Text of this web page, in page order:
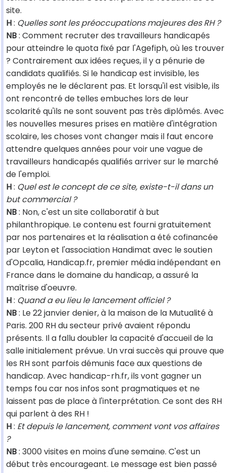
site.
H: Quelles sont les préoccupations majeures des RH ?
NB: Comment recruter des travailleurs handicapés
pour atteindre le quota fixé par l'Agefiph, où les trouver
? Contrairement aux idées reçues, il y a pénurie de
candidats qualifiés. Si le handicap est invisible, les
employés ne le déclarent pas. Et lorsqu'il est visible, ils
ont rencontré de telles embuches lors de leur
scolarité qu'ils ne sont souvent pas très diplômés. Avec
les nouvelles mesures prises en matière d'intégration
scolaire, les choses vont changer mais il faut encore
attendre quelques années pour voir une vague de
travailleurs handicapés qualifiés arriver sur le marché
de l'emploi.
H: Quel est le concept de ce site, existe-t-il dans un
but commercial ?
NB: Non, c'est un site collaboratif à but
philanthropique. Le contenu est fourni gratuitement
par nos partenaires et la réalisation a été cofinancée
par Leyton et l'association Handimat avec le soutien
d'Opcalia, Handicap.fr, premier média indépendant en
France dans le domaine du handicap, a assuré la
maîtrise d'oeuvre.
H: Quand a eu lieu le lancement officiel ?
NB: Le 22 janvier denier, à la maison de la Mutualité à
Paris. 200 RH du secteur privé avaient répondu
présents. Il a fallu doubler la capacité d'accueil de la
salle initialement prévue. Un vrai succès qui prouve que
les RH sont parfois démunis face aux questions de
handicap. Avec handicap-rh.fr, ils vont gagner un
temps fou car nos infos sont pragmatiques et ne
laissent pas de place à l'interprétation. Ce sont des RH
qui parlent à des RH !
H: Et depuis le lancement, comment vont vos affaires
?
NB: 3000 visites en moins d'une semaine. C'est un
début très encourageant. Le message est bien passé